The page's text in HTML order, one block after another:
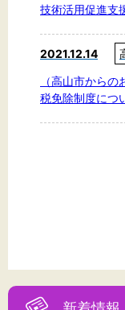
新着情報
技術活用促進支
2021.12.14
（高山市から
税免除制度につ